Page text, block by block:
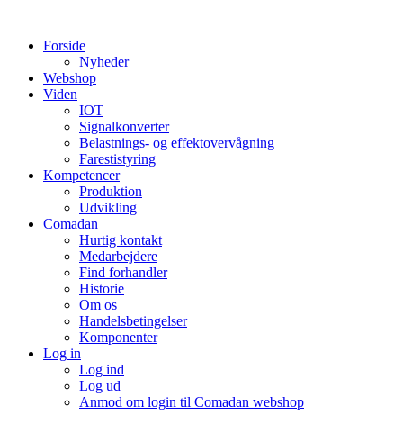
indholdForside
Nyheder
Webshop
Viden
IOT
Signalkonverter
Belastnings- og effektovervågning
Farestistyring
Kompetencer
Produktion
Udvikling
Comadan
Hurtig kontakt
Medarbejdere
Find forhandler
Historie
Om os
Handelsbetingelser
Komponenter
Log in
Log ind
Log ud
Anmod om login til Comadan webshop